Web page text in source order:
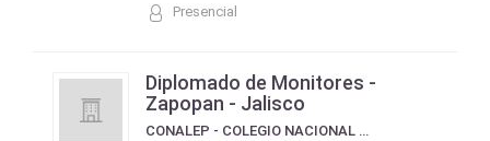
Presencial
Diplomado de Monitores -
Zapopan - Jalisco
CONALEP - COLEGIO NACIONAL DE EDUCACION PROFESIONAL TECNICA